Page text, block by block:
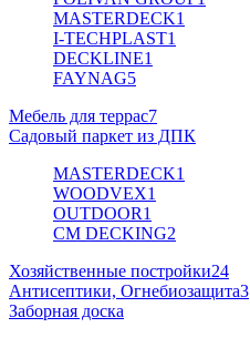
MASTERDECK1
I-TECHPLAST1
DECKLINE1
FAYNAG5
Мебель для террас7
Садовый паркет из ДПК
MASTERDECK1
WOODVEX1
OUTDOOR1
CM DECKING2
Хозяйственные постройки24
Антисептики, Огнебиозащита3
Заборная доска